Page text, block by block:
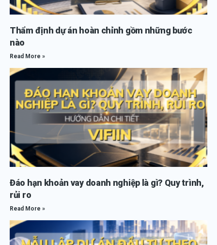
Thẩm định dự án hoàn chỉnh gồm những bước
nào
Read More »
Đáo hạn khoản vay doanh nghiệp là gì? Quy trình,
rủi ro
Read More »